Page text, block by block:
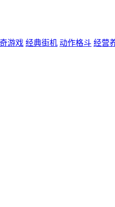
游戏 经典街机 动作格斗 经营